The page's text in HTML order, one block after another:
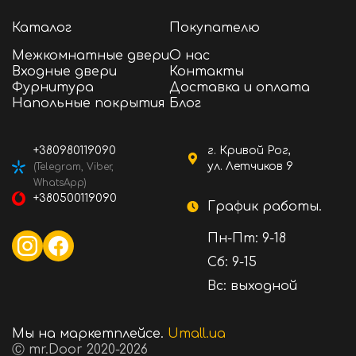
Каталог
Межкомнатные двери
Входные двери
Фурнитура
Напольные покрытия
Покупателю
О нас
Контакты
Доставка и оплата
Блог
г. Кривой Рог,
ул. Летчиков 9
График работы.
Пн-Пт: 9-18
Сб: 9-15
Вс: выходной
+380980119090
(Telegram, Viber,
WhatsApp)
+380500119090
Ⓒ mr.Door 2020-2026
Мы на маркетплейсе. Umall.ua